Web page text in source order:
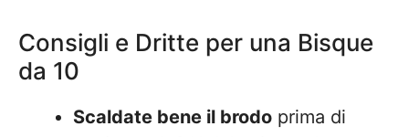
Consigli e Dritte per una Bisque
da 10
Scaldate bene il brodo prima di